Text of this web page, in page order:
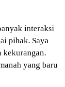
interaksi
pihak. Saya
kekurangan.
yang baru